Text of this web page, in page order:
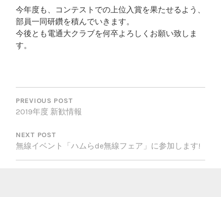
今年度も、コンテストでの上位入賞を果たせるよう、
部員一同研鑽を積んでいきます。
今後とも電通大クラブを何卒よろしくお願い致しま
す。
投
稿
ナ
ビ
ゲ
PREVIOUS POST
2019年度 新歓情報
NEXT POST
無線イベント「ハムらde無線フェア」に参加します!